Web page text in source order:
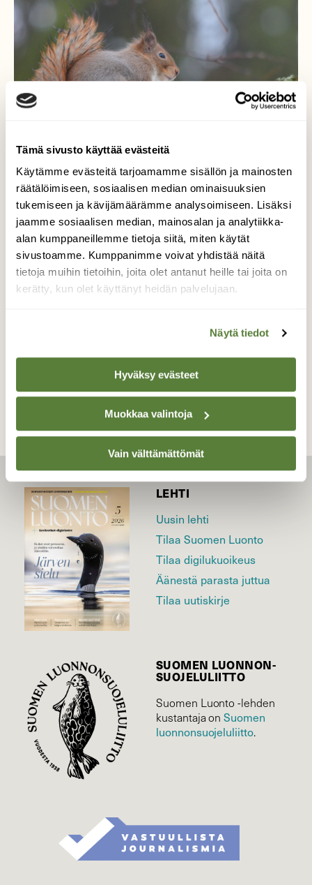
Tämä sivusto käyttää evästeitä
Käytämme evästeitä tarjoamamme sisällön ja mainosten
räätälöimiseen, sosiaalisen median ominaisuuksien
tukemiseen ja kävijämäärämme analysoimiseen. Lisäksi
jaamme sosiaalisen median, mainosalan ja analytiikka-
alan kumppaneillemme tietoja siitä, miten käytät
sivustoamme. Kumppanimme voivat yhdistää näitä
tietoja muihin tietoihin, joita olet antanut heille tai joita on
kerätty, kun olet käyttänyt heidän palvelujaan.
Näytä tiedot
Hyväksy evästeet
Muokkaa valintoja
Vain välttämättömät
Vesisade
Oravakin joutuu odottamaan Joulua
vesisateessa :)
TAKAISIN LISTAAN
LEHTI
Uusin lehti
Tilaa Suomen Luonto
Tilaa digilukuoikeus
Äänestä parasta juttua
Tilaa uutiskirje
SUOMEN LUONNON­
SUOJELU­LIITTO
Suomen Luonto -lehden
kustantaja onSuomen
luonnonsuojelu­liitto.